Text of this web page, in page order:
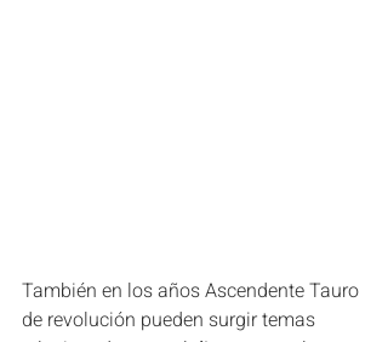
También en los años Ascendente Tauro
de revolución pueden surgir temas